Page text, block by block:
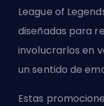
League of
diseñadas para
involucrarlos en
un sentido de
Estas